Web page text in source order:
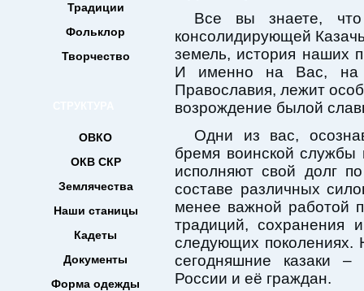
Традиции
Фольклор
Творчество
ОВКО
ОКВ СКР
Землячества
Наши станицы
Кадеты
Документы
Форма одежды
Все вы знаете,
консолидирующей
земель, история наших
И именно на Вас, на
Православия, лежит
возрождение былой
Одни из вас,
бремя воинской
исполняют свой долг
составе различных
менее важной работой
традиций, сохранения
следующих поколениях.
сегодняшние казаки
России и её граждан.